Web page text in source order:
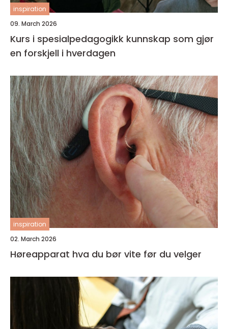
inspiration
09. March 2026
Kurs i spesialpedagogikk kunnskap som gjør
en forskjell i hverdagen
inspiration
02. March 2026
Høreapparat hva du bør vite før du velger